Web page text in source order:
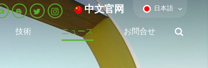
中文官网 日本語
技術 ニュース お問合せ